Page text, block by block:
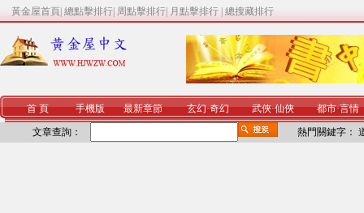
黃金屋首頁 總點擊排行 周點擊排行 月點擊排行 總搜藏排行
首 頁 手機版 最新章節 玄幻·奇幻 武俠·仙俠 都市·言情
文章查詢： 熱門關鍵字：